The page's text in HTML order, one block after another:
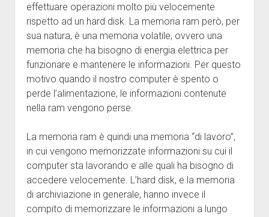
effettuare operazioni molto più velocemente
rispetto ad un hard disk. La memoria ram però, per
sua natura, è una memoria volatile, ovvero una
memoria che ha bisogno di energia elettrica per
funzionare e mantenere le informazioni. Per questo
motivo quando il nostro computer è spento o
perde l’alimentazione, le informazioni contenute
nella ram vengono perse.
La memoria ram è quindi una memoria “di lavoro”,
in cui vengono memorizzate informazioni su cui il
computer sta lavorando e alle quali ha bisogno di
accedere velocemente. L’hard disk, e la memoria
di archiviazione in generale, hanno invece il
compito di memorizzare le informazioni a lungo